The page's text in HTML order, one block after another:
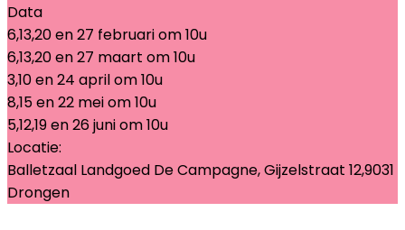
Data
6,13,20 en 27 februari om 10u
6,13,20 en 27 maart om 10u
3,10 en 24 april om 10u
8,15 en 22 mei om 10u
5,12,19 en 26 juni om 10u
Locatie:
Balletzaal Landgoed De Campagne, Gijzelstraat 12,9031
Drongen